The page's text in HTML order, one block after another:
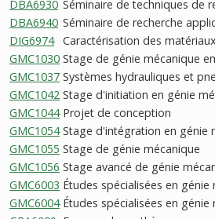
DBA6930 Séminaire de techniques de
DBA6940 Séminaire de recherche
DIG6974 Caractérisation des matériaux
GMC1030 Stage de génie mécanique
GMC1037 Systèmes hydrauliques et
GMC1042 Stage d'initiation en génie
GMC1044 Projet de conception
GMC1054 Stage d'intégration en génie
GMC1055 Stage de génie mécanique
GMC1056 Stage avancé de génie
GMC6003 Études spécialisées en génie
GMC6004 Études spécialisées en génie